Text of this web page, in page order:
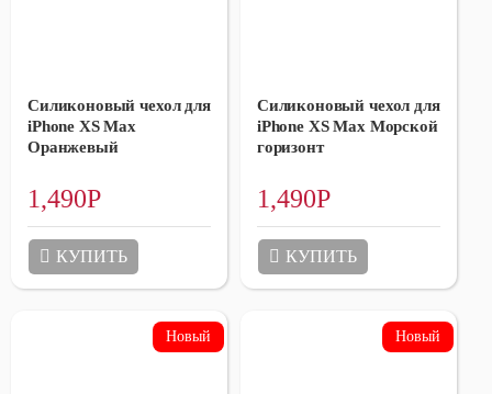
Силиконовый чехол для
iPhone XS Max
Оранжевый
1,490Р
КУПИТЬ
Силиконовый чехол для
iPhone XS Max Морской
горизонт
1,490Р
КУПИТЬ